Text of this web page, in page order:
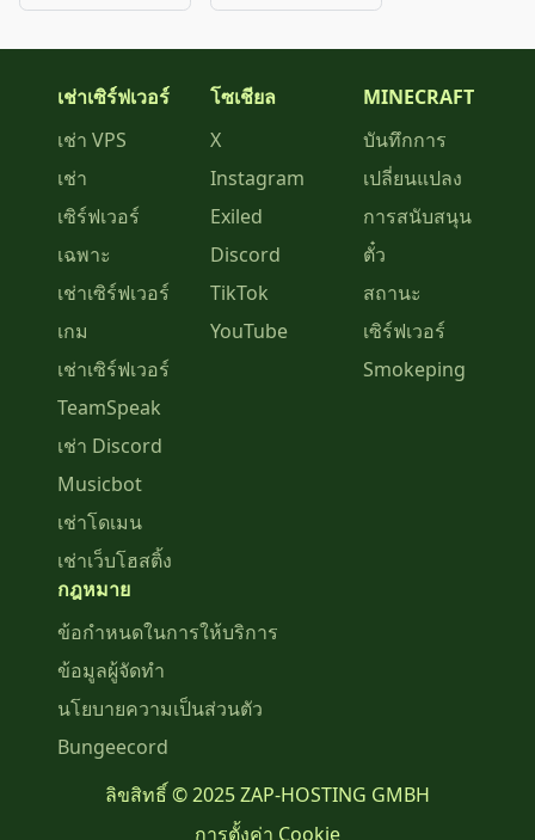
เช่าเซิร์ฟเวอร์
เช่า VPS
เช่า
เซิร์ฟเวอร์
เฉพาะ
เช่าเซิร์ฟเวอร์
เกม
เช่าเซิร์ฟเวอร์
TeamSpeak
เช่า Discord
Musicbot
เช่าโดเมน
เช่าเว็บโฮสติ้ง
โซเชียล
X
Instagram
Exiled
Discord
TikTok
YouTube
MINECRAFT
บันทึกการ
เปลี่ยนแปลง
การสนับสนุน
ตั๋ว
สถานะ
เซิร์ฟเวอร์
Smokeping
กฎหมาย
ข้อกำหนดในการให้บริการ
ข้อมูลผู้จัดทำ
นโยบายความเป็นส่วนตัว
Bungeecord
ลิขสิทธิ์ © 2025 ZAP-HOSTING GMBH
การตั้งค่า Cookie